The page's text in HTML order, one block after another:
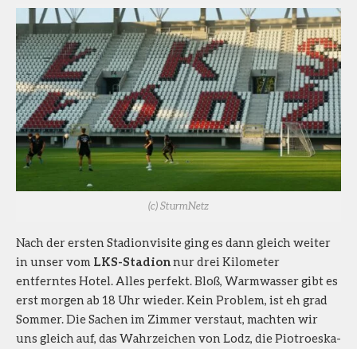
(c) SturmNetz
Nach der ersten Stadionvisite ging es dann gleich weiter
in unser vom LKS-Stadionnur drei Kilometer
entferntes Hotel. Alles perfekt. Bloß, Warmwasser gibt es
erst morgen ab 18 Uhr wieder. Kein Problem, ist eh grad
Sommer. Die Sachen im Zimmer verstaut, machten wir
uns gleich auf, das Wahrzeichen von Lodz, die Piotroeska-